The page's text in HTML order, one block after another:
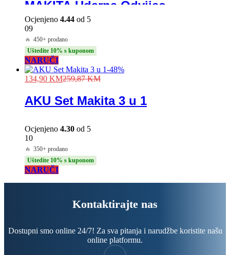
MAKITA Udarna Odvijac
Ocjenjeno 4.44 od 5
09
🔥 450+ prodano
Uštedite 10% s kuponom
NARUČI
-48%
134,90 KM259,87KM
AKU Set Makita 3 u 1
Ocjenjeno 4.30 od 5
10
🔥 350+ prodano
Uštedite 10% s kuponom
NARUČI
Kontaktirajte nas
Dostupni smo online 24/7! Za sva pitanja i narudžbe koristite našu
online platformu.